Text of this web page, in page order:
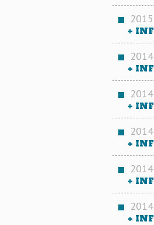
2015
+
2014
+
2014
+
2014
+
2014
+
2014
+